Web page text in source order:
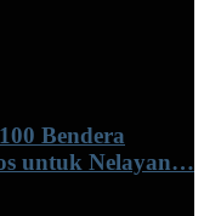
Bendera
untuk Nelayan…